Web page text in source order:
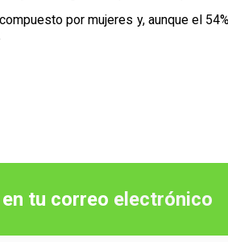
por mujeres y, aunque el
tu correo electrónico